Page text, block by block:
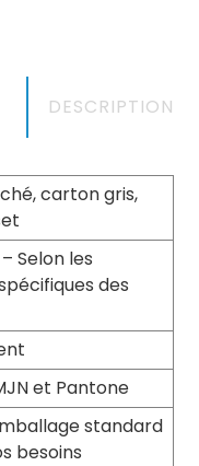
DESCRIPTION
carton gris,
Selon les
des
et Pantone
standard
besoins